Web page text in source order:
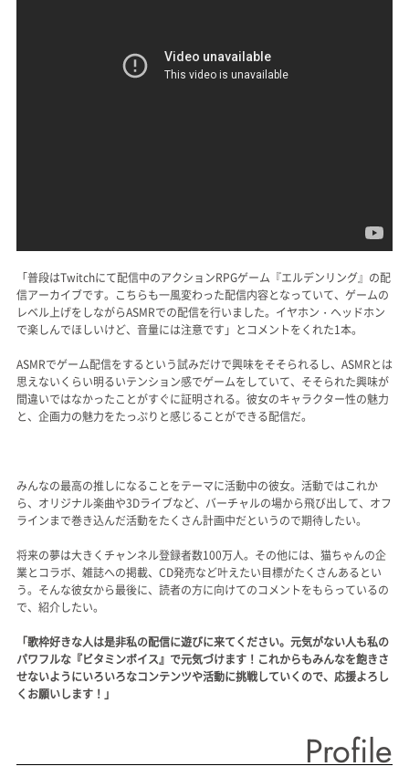
「普段はTwitchにて配信中のアクションRPGゲーム『エルデンリング』の配
信アーカイブです。こちらも一風変わった配信内容となっていて、ゲームの
レベル上げをしながらASMRでの配信を行いました。イヤホン・ヘッドホン
で楽しんでほしいけど、音量には注意です」とコメントをくれた1本。
ASMRでゲーム配信をするという試みだけで興味をそそられるし、ASMRとは
思えないくらい明るいテンション感でゲームをしていて、そそられた興味が
間違いではなかったことがすぐに証明される。彼女のキャラクター性の魅力
と、企画力の魅力をたっぷりと感じることができる配信だ。
みんなの最高の推しになることをテーマに活動中の彼女。活動ではこれか
ら、オリジナル楽曲や3Dライブなど、バーチャルの場から飛び出して、オフ
ラインまで巻き込んだ活動をたくさん計画中だというので期待したい。
将来の夢は大きくチャンネル登録者数100万人。その他には、猫ちゃんの企
業とコラボ、雑誌への掲載、CD発売など叶えたい目標がたくさんあるとい
う。そんな彼女から最後に、読者の方に向けてのコメントをもらっているの
で、紹介したい。
「歌枠好きな人は是非私の配信に遊びに来てください。元気がない人も私の
パワフルな『ビタミンボイス』で元気づけます！これからもみんなを飽きさ
せないようにいろいろなコンテンツや活動に挑戦していくので、応援よろし
くお願いします！」
Profile